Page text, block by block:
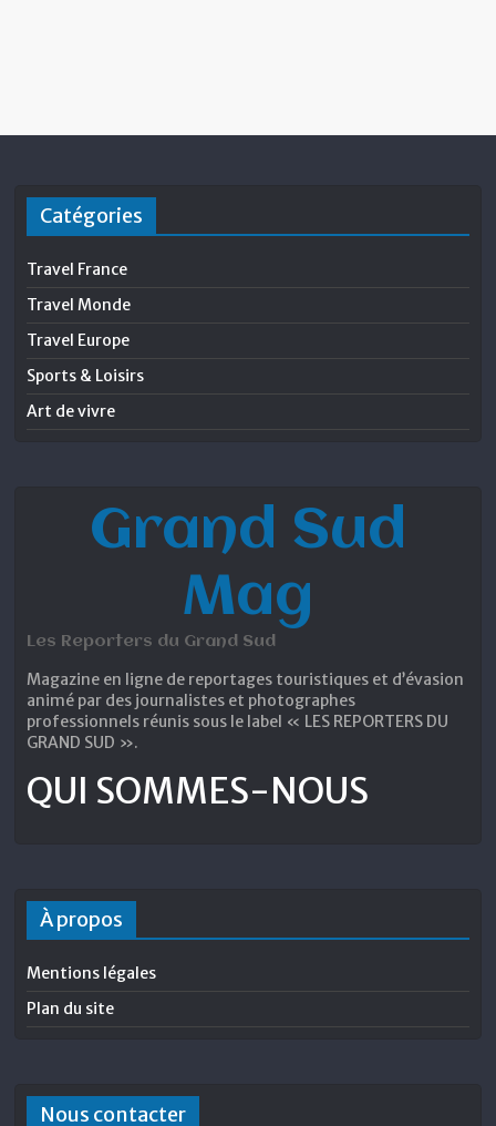
Catégories
Travel France
Travel Monde
Travel Europe
Sports & Loisirs
Art de vivre
Grand Sud
Mag
Les Reporters du Grand Sud
Magazine en ligne de reportages touristiques et d’évasion
animé par des journalistes et photographes
professionnels réunis sous le label « LES REPORTERS DU
GRAND SUD ».
QUI SOMMES-NOUS
À propos
Mentions légales
Plan du site
Nous contacter